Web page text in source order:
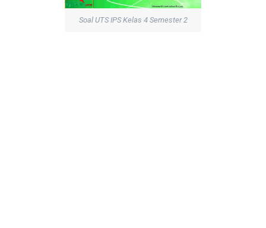
Soal UTS IPS Kelas 4 Semester 2